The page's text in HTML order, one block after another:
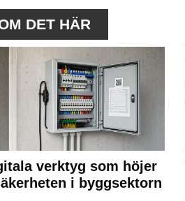
DET HÄR
verktyg som höjer
i byggsektorn